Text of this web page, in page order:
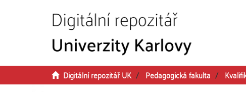
Digitální repozitář UK Pedagogická fakulta